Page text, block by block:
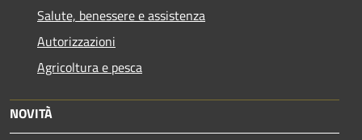
Salute, benessere e assistenza
Autorizzazioni
Agricoltura e pesca
NOVITÀ